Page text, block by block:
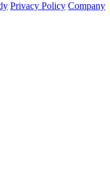
Privacy Policy Company